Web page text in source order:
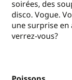
soirées, des
disco. Vogue.
une surprise en
verrez-vous?